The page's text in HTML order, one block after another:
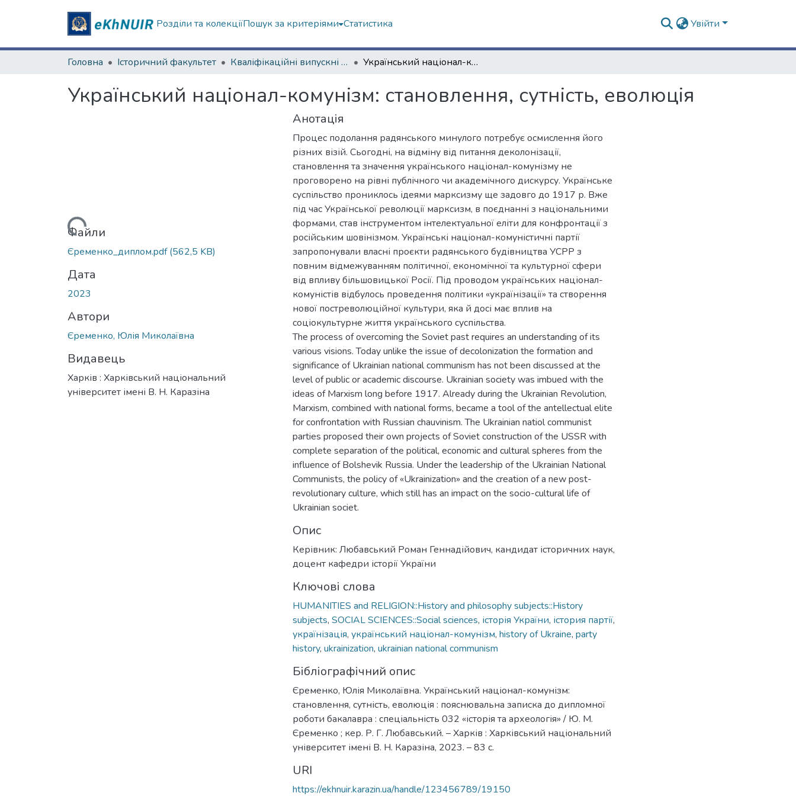
Розділи та колекціїПошук за критеріями Статистика Увійти
Головна Історичний факультет Кваліфікаційні випускні роботи бакалаврів. Історичний факультет Український націонал-комунізм: становлення, сутність, еволюція
Український націонал-комунізм: становлення, сутність, еволюція
Вантажиться...Файли
Єременко_диплом.pdf(562,5 KB)
Дата
2023
Автори
Єременко, Юлія Миколаївна
Видавець
Харків : Харківський національний
університет імені В. Н. Каразіна
Анотація
Процес подолання радянського минулого потребує осмислення його
різних візій. Сьогодні, на відміну від питання деколонізації,
становлення та значення українського націонал-комунізму не
проговорено на рівні публічного чи академічного дискурсу. Українське
суспільство прониклось ідеями марксизму ще задовго до 1917 р. Вже
під час Української революції марксизм, в поєднанні з національними
формами, став інструментом інтелектуальної еліти для конфронтації з
російським шовінізмом. Українські націонал-комуністичні партії
запропонували власні проєкти радянського будівництва УСРР з
повним відмежуванням політичної, економічної та культурної сфери
від впливу більшовицької Росії. Під проводом українських націонал-
комуністів відбулось проведення політики «українізації» та створення
нової постреволюційної культури, яка й досі має вплив на
соціокультурне життя українського суспільства.
The process of overcoming the Soviet past requires an understanding of its
various visions. Today unlike the issue of decolonization the formation and
significance of Ukrainian national communism has not been discussed at the
level of public or academic discourse. Ukrainian society was imbued with the
ideas of Marxism long before 1917. Already during the Ukrainian Revolution,
Marxism, combined with national forms, became a tool of the antellectual elite
for confrontation with Russian chauvinism. The Ukrainian natiol communist
parties proposed their own projects of Soviet construction of the USSR with
complete separation of the political, economic and cultural spheres from the
influence of Bolshevik Russia. Under the leadership of the Ukrainian National
Communists, the policy of «Ukrainization» and the creation of a new post-
revolutionary culture, which still has an impact on the socio-cultural life of
Ukrainian societ.
Опис
Керівник: Любавський Роман Геннадійович, кандидат історичних наук,
доцент кафедри історії України
Ключові слова
HUMANITIES and RELIGION::History and philosophy subjects::History
subjects, SOCIAL SCIENCES::Social sciences, історія України, істория партії,
українізація, український націонал-комунізм, history of Ukraine, party
history, ukrainization, ukrainian national communism
Бібліографічний опис
Єременко, Юлія Миколаївна. Український націонал-комунізм:
становлення, сутність, еволюція : пояснювальна записка до дипломної
роботи бакалавра : спеціальність 032 «історія та археологія» / Ю. М.
Єременко ; кер. Р. Г. Любавський. – Харків : Харківський національний
університет імені В. Н. Каразіна, 2023. – 83 с.
URI
https://ekhnuir.karazin.ua/handle/123456789/19150